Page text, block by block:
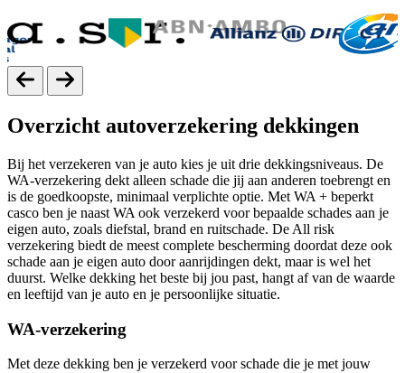
Overzicht autoverzekering dekkingen
Bij het verzekeren van je auto kies je uit drie dekkingsniveaus. De
WA-verzekering dekt alleen schade die jij aan anderen toebrengt en
is de goedkoopste, minimaal verplichte optie. Met WA + beperkt
casco ben je naast WA ook verzekerd voor bepaalde schades aan je
eigen auto, zoals diefstal, brand en ruitschade. De All risk
verzekering biedt de meest complete bescherming doordat deze ook
schade aan je eigen auto door aanrijdingen dekt, maar is wel het
duurst. Welke dekking het beste bij jou past, hangt af van de waarde
en leeftijd van je auto en je persoonlijke situatie.
WA-verzekering
Met deze dekking ben je verzekerd voor schade die je met jouw